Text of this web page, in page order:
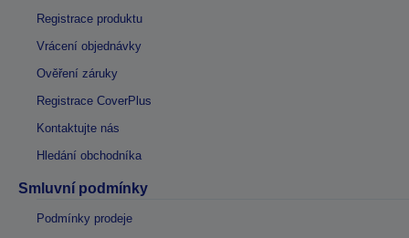
Registrace produktu
Vrácení objednávky
Ověření záruky
Registrace CoverPlus
Kontaktujte nás
Hledání obchodníka
Smluvní podmínky
Podmínky prodeje